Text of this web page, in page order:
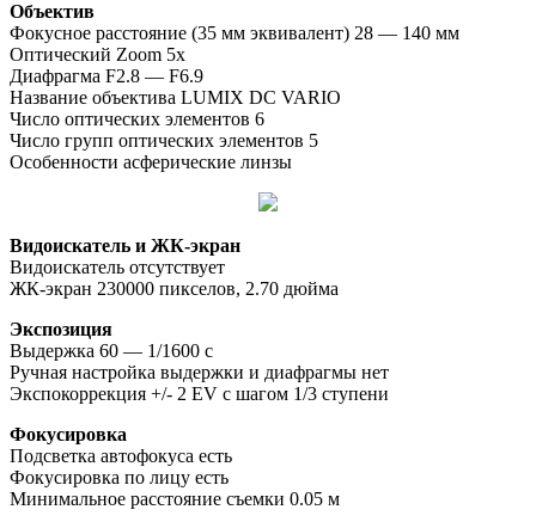
Объектив
Фокусное расстояние (35 мм эквивалент) 28 — 140 мм
Оптический Zoom 5x
Диафрагма F2.8 — F6.9
Название объектива LUMIX DC VARIO
Число оптических элементов 6
Число групп оптических элементов 5
Особенности асферические линзы
Видоискатель и ЖК-экран
Видоискатель отсутствует
ЖК-экран 230000 пикселов, 2.70 дюйма
Экспозиция
Выдержка 60 — 1/1600 с
Ручная настройка выдержки и диафрагмы нет
Экспокоррекция +/- 2 EV с шагом 1/3 ступени
Фокусировка
Подсветка автофокуса есть
Фокусировка по лицу есть
Минимальное расстояние съемки 0.05 м